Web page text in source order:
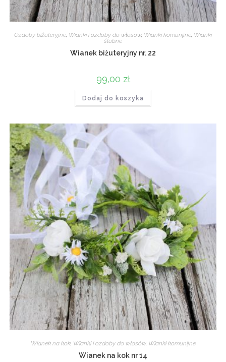
Ozdoby biżuteryjne, Wianki i ozdoby do włosów, Wianki komunijne, Wianki
ślubne
Wianek biżuteryjny nr. 22
99,00 zł
Dodaj do koszyka
Wianek na kok, Wianki i ozdoby do włosów, Wianki komunijne
Wianek na kok nr 14